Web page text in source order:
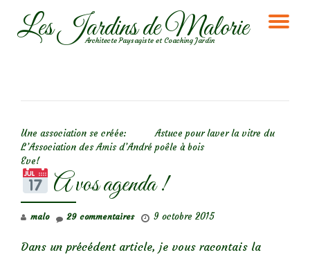
AllerLes Jardins de Malorie
Architecte Paysagiste et Coaching Jardin
Une association se créée:
L’Association des Amis d’André
Eve!
Astuce pour laver la vitre du
poêle à bois
A vos agenda !
malo 9 octobre 2015
29 commentaires
Dans un précédent article, je vous racontais la